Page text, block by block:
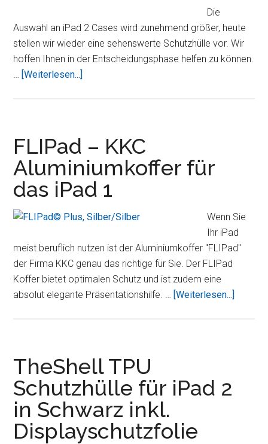
Die
Auswahl an iPad 2 Cases wird zunehmend größer, heute
stellen wir wieder eine sehenswerte Schutzhülle vor. Wir
hoffen Ihnen in der Entscheidungsphase helfen zu können.
… [Weiterlesen...]
mit
Standfunktionen
FLIPad – KKC
Aluminiumkoffer für
das iPad 1
Wenn Sie
Ihr iPad
meist beruflich nutzen ist der Aluminiumkoffer "FLIPad"
der Firma KKC genau das richtige für Sie. Der FLIPad
Koffer bietet optimalen Schutz und ist zudem eine
absolut elegante Präsentationshilfe. … [Weiterlesen...]
TheShell TPU
Schutzhülle für iPad 2
in Schwarz inkl.
Displayschutzfolie